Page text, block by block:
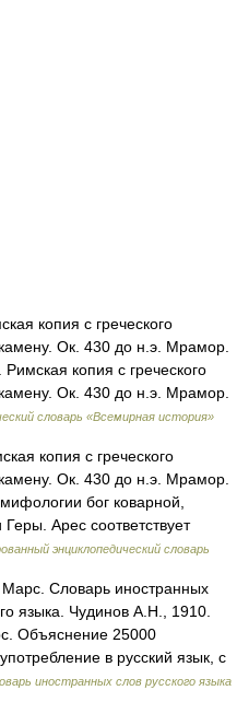
копия с греческого
Ок. 430 до н.э. Мрамор.
копия с греческого
Ок. 430 до н.э. Мрамор.
словарь «Всемирная история»
копия с греческого
Ок. 430 до н.э. Мрамор.
бог коварной,
Арес соответствует
энциклопедический словарь
Словарь иностранных
языка. Чудинов А.Н., 1910.
Объяснение 25000
в русский язык, с
иностранных слов русского языка